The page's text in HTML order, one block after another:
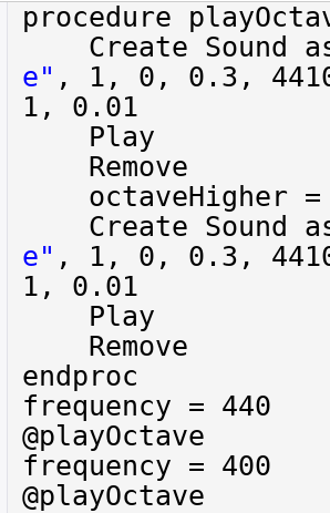
procedure
Create Sound
e" , 1, 0, 0.3,
1, 0.01
Play
Remove
octaveHigher
Create Sound
e" , 1, 0, 0.3,
1, 0.01
Play
Remove
endproc
frequency = 440
@playOctave
frequency = 400
@playOctave